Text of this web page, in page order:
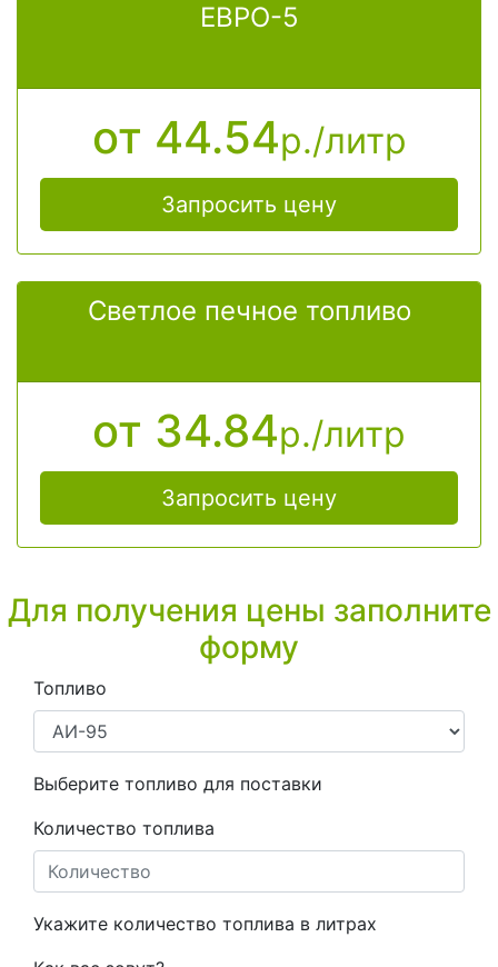
ЕВРО-5
от 44.54р./литр
Запросить цену
Светлое печное топливо
от 34.84р./литр
Запросить цену
Для получения цены заполните
форму
Топливо
Выберите топливо для поставки
Количество топлива
Укажите количество топлива в литрах